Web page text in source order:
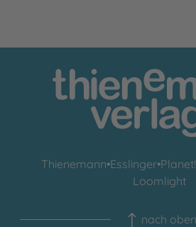
Thienemann•Esslinger•Planet!
Loomlight
nach oben